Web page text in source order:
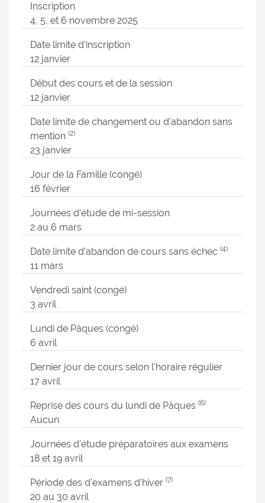
Inscription
4, 5, et 6 novembre 2025
Date limite d’inscription
12 janvier
Début des cours et de la session
12 janvier
Date limite de changement ou d’abandon sans
mention (2)
23 janvier
Jour de la Famille (congé)
16 février
Journées d’étude de mi-session
2 au 6 mars
Date limite d’abandon de cours sans échec (4)
11 mars
Vendredi saint (congé)
3 avril
Lundi de Pâques (congé)
6 avril
Dernier jour de cours selon l'horaire régulier
17 avril
Reprise des cours du lundi de Pâques (6)
Aucun
Journées d’étude préparatoires aux examens
18 et 19 avril
Période des d'examens d'hiver (7)
20 au 30 avril